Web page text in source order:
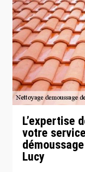
L’expertise
votre
Lucy